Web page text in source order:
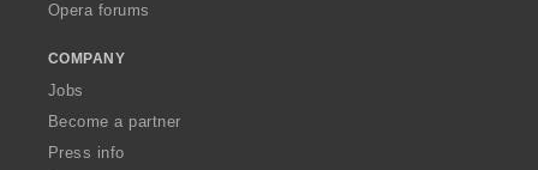
Opera forums
COMPANY
Jobs
Become a partner
Press info